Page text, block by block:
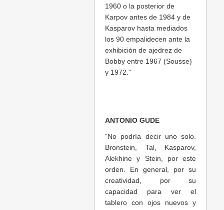
1960 o la posterior de
Karpov antes de 1984 y de
Kasparov hasta mediados
los 90 empalidecen ante la
exhibición de ajedrez de
Bobby entre 1967 (Sousse)
y 1972."
ANTONIO GUDE
"No podría decir uno solo.
Bronstein, Tal, Kasparov,
Alekhine y Stein, por este
orden. En general, por su
creatividad, por su
capacidad para ver el
tablero con ojos nuevos y